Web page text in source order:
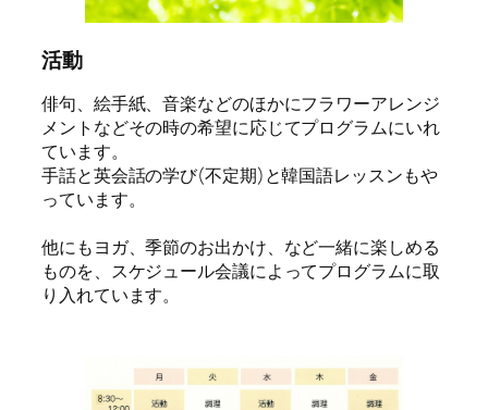
活動
俳句、絵手紙、音楽などのほかにフラワーアレンジ
メントなどその時の希望に応じてプログラムにいれ
ています。
手話と英会話の学び(不定期)と韓国語レッスンもや
っています。
他にもヨガ、季節のお出かけ、など一緒に楽しめる
ものを、スケジュール会議によってプログラムに取
り入れています。